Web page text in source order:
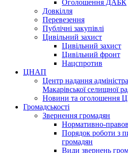
Оголошення ДАБК
Довкілля
Перевезення
Публічні закупівлі
Цивільний захист
Цивільний захист
Цивільний фронт
Нацспротив
ЦНАП
Центр надання
Макарівської селищної
Новини та оголошення
Громадськості
Звернення громадян
Нормативно-
Порядок роботи з
громадян
Види звернень